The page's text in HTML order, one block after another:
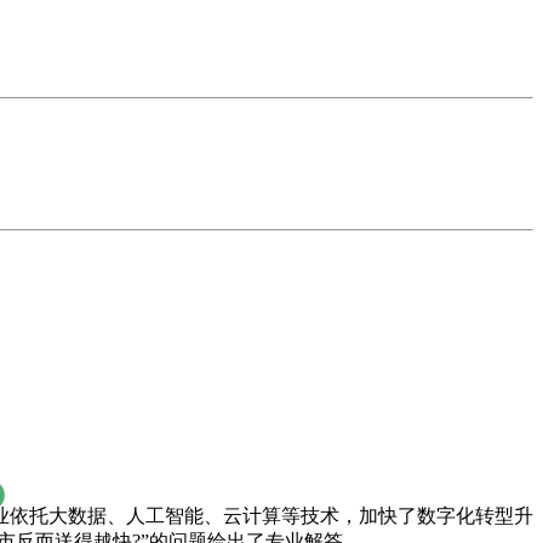
托大数据、人工智能、云计算等技术，加快了数字化转型升